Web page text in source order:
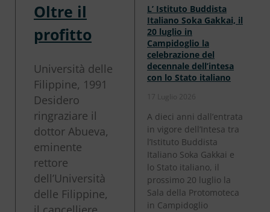
Oltre il
profitto
Università delle
Filippine, 1991
Desidero
ringraziare il
dottor Abueva,
eminente
rettore
dell’Università
delle Filippine,
L’ Istituto Buddista
Italiano Soka Gakkai, il
20 luglio in
Campidoglio la
celebrazione del
decennale dell’intesa
con lo Stato italiano
17 Luglio 2026
A dieci anni dall’entrata
in vigore dell’Intesa tra
l’Istituto Buddista
Italiano Soka Gakkai e
lo Stato italiano, il
prossimo 20 luglio la
Sala della Protomoteca
in Campidoglio